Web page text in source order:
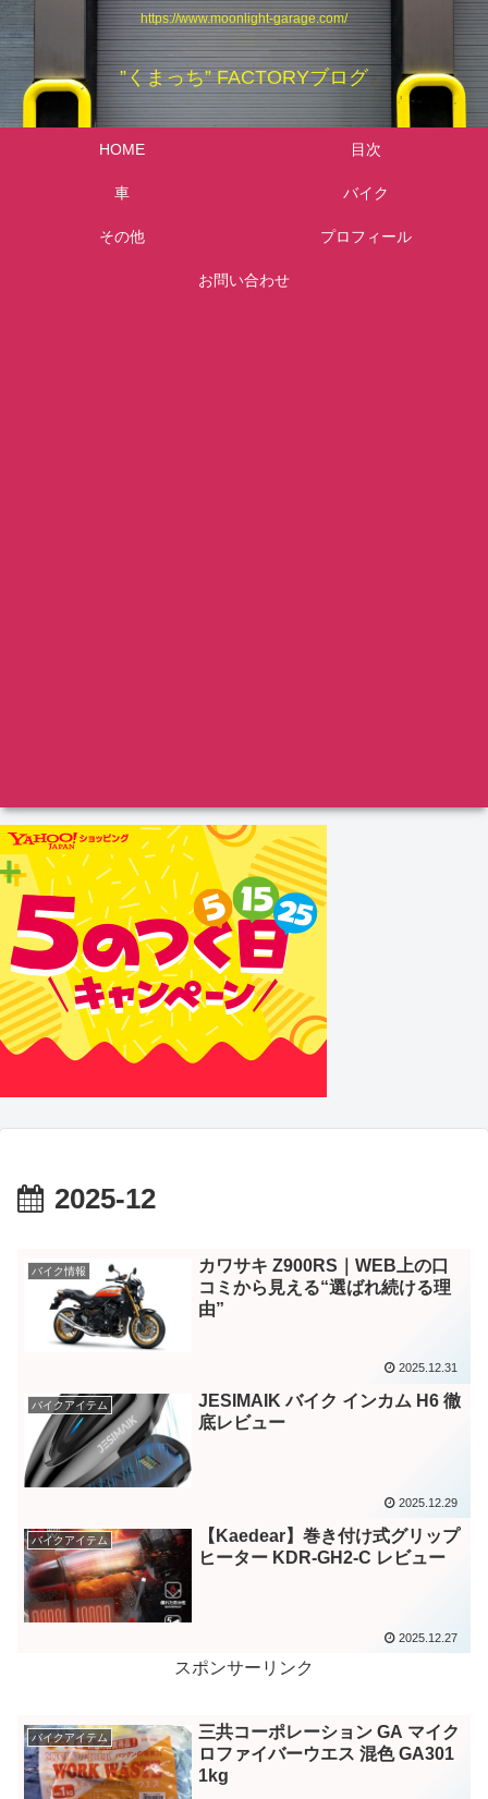
https://www.moonlight-garage.com/
”くまっち” FACTORYブログ
HOME 目次
車 バイク
その他 プロフィール
お問い合わせ
2025-12
バイク情報
カワサキ Z900RS｜WEB上の口
コミから見える“選ばれ続ける理
由”
2025.12.31
バイクアイテム
JESIMAIK バイク インカム H6 徹
底レビュー
2025.12.29
バイクアイテム
【Kaedear】巻き付け式グリップ
ヒーター KDR-GH2-C レビュー
2025.12.27
スポンサーリンク
バイクアイテム
三共コーポレーション GA マイク
ロファイバーウエス 混色 GA301
1kg